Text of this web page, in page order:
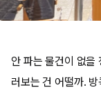
안 파는 물건이 없을
러보는 건 어떨까.